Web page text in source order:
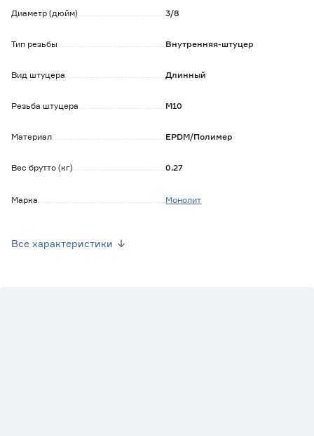
Диаметр (дюйм) 3/8
Тип резьбы Внутренняя-штуцер
Вид штуцера Длинный
Резьба штуцера М10
Материал EPDM/Полимер
Вес брутто (кг) 0.27
Марка Монолит
Все характеристики